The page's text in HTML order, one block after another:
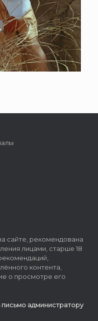
сайте, рекомендована
лицами, старше 18
контента,
о просмотре его
письмо администратору